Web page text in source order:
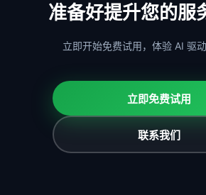
准备好提升您的服
立即开始免费试用，体验 AI 驱
立即免费试用
联系我们